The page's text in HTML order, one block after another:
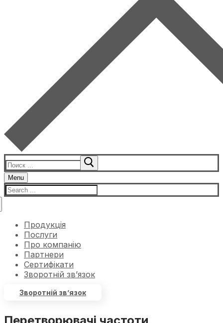
Menu
Продукція
Послуги
Про компанію
Партнери
Сертифікати
Зворотній зв’язок
Зворотній зв’язок